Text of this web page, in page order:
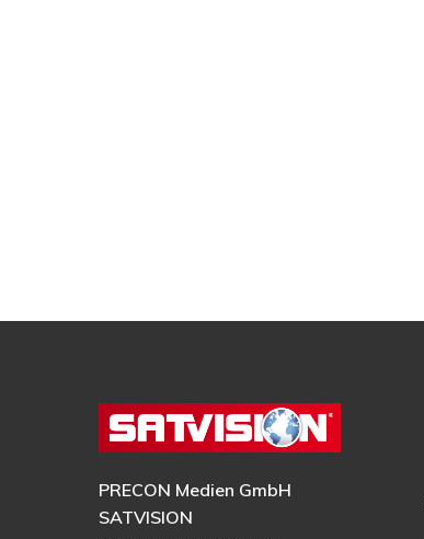
PRECON Medien GmbH
SATVISION